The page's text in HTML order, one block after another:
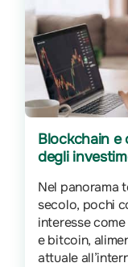
Blockchain e
degli
Nel panorama
secolo, pochi
interesse
e bitcoin,
attuale